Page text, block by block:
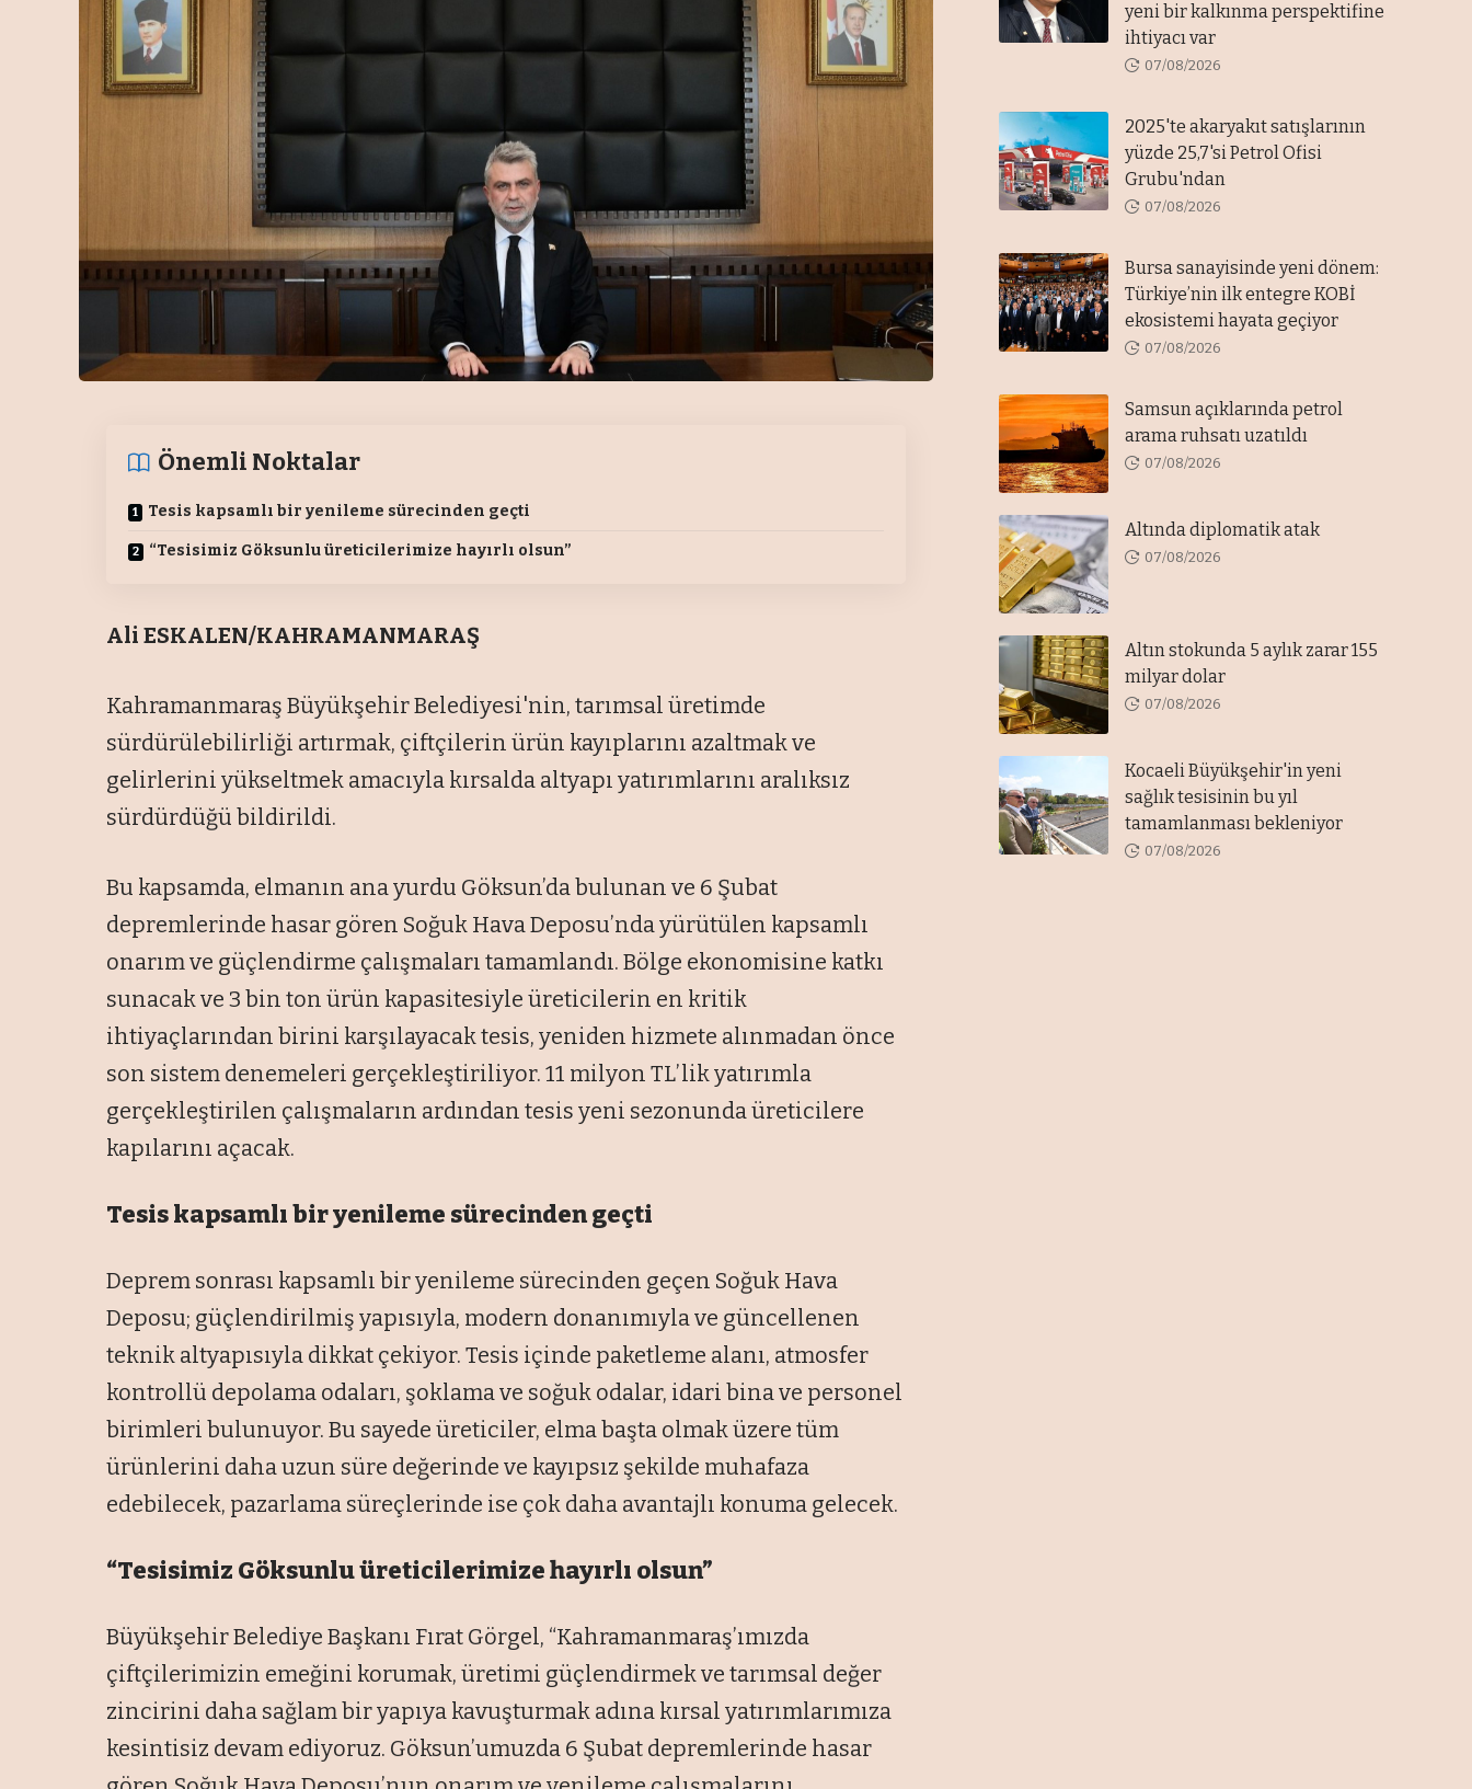
Önemli Noktalar
Tesis kapsamlı bir yenileme sürecinden geçti
“Tesisimiz Göksunlu üreticilerimize hayırlı olsun”
Ali ESKALEN/KAHRAMANMARAŞ
Kahramanmaraş Büyükşehir Belediyesi'nin, tarımsal üretimde
sürdürülebilirliği artırmak, çiftçilerin ürün kayıplarını azaltmak ve
gelirlerini yükseltmek amacıyla kırsalda altyapı yatırımlarını aralıksız
sürdürdüğü bildirildi.
Bu kapsamda, elmanın ana yurdu Göksun’da bulunan ve 6 Şubat
depremlerinde hasar gören Soğuk Hava Deposu’nda yürütülen kapsamlı
onarım ve güçlendirme çalışmaları tamamlandı. Bölge ekonomisine katkı
sunacak ve 3 bin ton ürün kapasitesiyle üreticilerin en kritik
ihtiyaçlarından birini karşılayacak tesis, yeniden hizmete alınmadan önce
son sistem denemeleri gerçekleştiriliyor. 11 milyon TL’lik yatırımla
gerçekleştirilen çalışmaların ardından tesis yeni sezonunda üreticilere
kapılarını açacak.
Tesis kapsamlı bir yenileme sürecinden geçti
Deprem sonrası kapsamlı bir yenileme sürecinden geçen Soğuk Hava
Deposu; güçlendirilmiş yapısıyla, modern donanımıyla ve güncellenen
teknik altyapısıyla dikkat çekiyor. Tesis içinde paketleme alanı, atmosfer
kontrollü depolama odaları, şoklama ve soğuk odalar, idari bina ve personel
birimleri bulunuyor. Bu sayede üreticiler, elma başta olmak üzere tüm
ürünlerini daha uzun süre değerinde ve kayıpsız şekilde muhafaza
edebilecek, pazarlama süreçlerinde ise çok daha avantajlı konuma gelecek.
“Tesisimiz Göksunlu üreticilerimize hayırlı olsun”
Büyükşehir Belediye Başkanı Fırat Görgel, “Kahramanmaraş’ımızda
çiftçilerimizin emeğini korumak, üretimi güçlendirmek ve tarımsal değer
zincirini daha sağlam bir yapıya kavuşturmak adına kırsal yatırımlarımıza
kesintisiz devam ediyoruz. Göksun’umuzda 6 Şubat depremlerinde hasar
yeni bir kalkınma perspektifine
ihtiyacı var
07/08/2026
2025'te akaryakıt satışlarının
yüzde 25,7'si Petrol Ofisi
Grubu'ndan
07/08/2026
Bursa sanayisinde yeni dönem:
Türkiye’nin ilk entegre KOBİ
ekosistemi hayata geçiyor
07/08/2026
Samsun açıklarında petrol
arama ruhsatı uzatıldı
07/08/2026
Altında diplomatik atak
07/08/2026
Altın stokunda 5 aylık zarar 155
milyar dolar
07/08/2026
Kocaeli Büyükşehir'in yeni
sağlık tesisinin bu yıl
tamamlanması bekleniyor
07/08/2026